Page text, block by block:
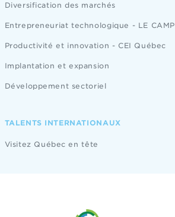
Diversification des marchés
Entrepreneuriat technologique - LE CAMP
Productivité et innovation - CEI Québec
Implantation et expansion
Développement sectoriel
TALENTS INTERNATIONAUX
Visitez Québec en tête